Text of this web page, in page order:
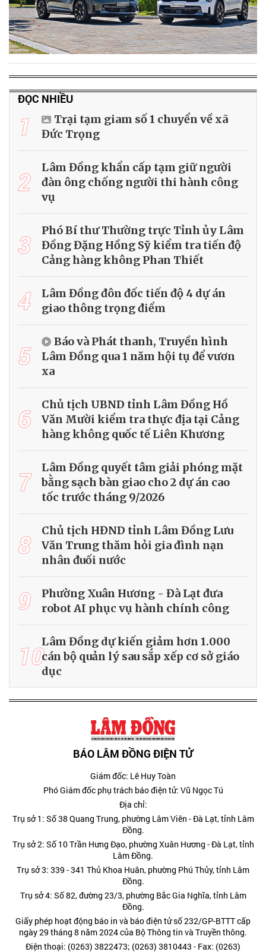
ĐỌC NHIỀU
1
Trại tạm giam số 1 chuyển về xã
Đức Trọng
2
Lâm Đồng khẩn cấp tạm giữ người
đàn ông chống người thi hành công
vụ
3
Phó Bí thư Thường trực Tỉnh ủy Lâm
Đồng Đặng Hồng Sỹ kiểm tra tiến độ
Cảng hàng không Phan Thiết
4
Lâm Đồng đôn đốc tiến độ 4 dự án
giao thông trọng điểm
5
Báo và Phát thanh, Truyền hình
Lâm Đồng qua 1 năm hội tụ để vươn
xa
6
Chủ tịch UBND tỉnh Lâm Đồng Hồ
Văn Mười kiểm tra thực địa tại Cảng
hàng không quốc tế Liên Khương
7
Lâm Đồng quyết tâm giải phóng mặt
bằng sạch bàn giao cho 2 dự án cao
tốc trước tháng 9/2026
8
Chủ tịch HĐND tỉnh Lâm Đồng Lưu
Văn Trung thăm hỏi gia đình nạn
nhân đuối nước
9
Phường Xuân Hương - Đà Lạt đưa
robot AI phục vụ hành chính công
10Lâm Đồng dự kiến giảm hơn 1.000
cán bộ quản lý sau sắp xếp cơ sở giáo
dục
BÁO LÂM ĐỒNG ĐIỆN TỬ
Giám đốc: Lê Huy Toàn
Phó Giám đốc phụ trách báo điện tử: Vũ Ngọc Tú
Địa chỉ:
Trụ sở 1: Số 38 Quang Trung, phường Lâm Viên - Đà Lạt, tỉnh Lâm
Đồng.
Trụ sở 2: Số 10 Trần Hưng Đạo, phường Xuân Hương - Đà Lạt, tỉnh
Lâm Đồng.
Trụ sở 3: 339 - 341 Thủ Khoa Huân, phường Phú Thủy, tỉnh Lâm
Đồng.
Trụ sở 4: Số 82, đường 23/3, phường Bắc Gia Nghĩa, tỉnh Lâm
Đồng.
Giấy phép hoạt động báo in và báo điện tử số 232/GP-BTTT cấp
ngày 29 tháng 8 năm 2024 của Bộ Thông tin và Truyền thông.
Điện thoại: (0263) 3822473; (0263) 3810443 - Fax: (0263)